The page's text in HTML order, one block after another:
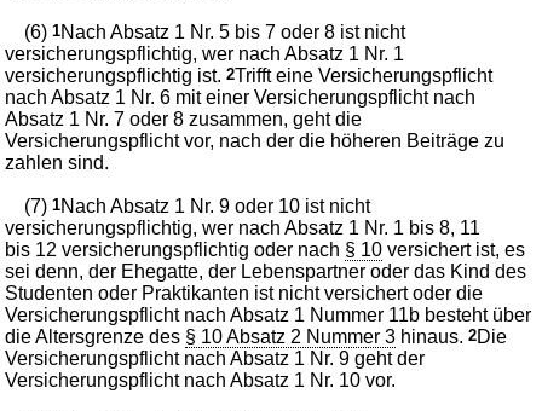
(6)1Nach Absatz 1 Nr. 5 bis 7 oder 8 ist nicht
versicherungspflichtig, wer nach Absatz 1 Nr. 1
versicherungspflichtig ist.2Trifft eine Versicherungspflicht
nach Absatz 1 Nr. 6 mit einer Versicherungspflicht nach
Absatz 1 Nr. 7 oder 8 zusammen, geht die
Versicherungspflicht vor, nach der die höheren Beiträge zu
zahlen sind.
(7)1Nach Absatz 1 Nr. 9 oder 10 ist nicht
versicherungspflichtig, wer nach Absatz 1 Nr. 1 bis 8, 11
bis 12 versicherungspflichtig oder nach § 10 versichert ist, es
sei denn, der Ehegatte, der Lebenspartner oder das Kind des
Studenten oder Praktikanten ist nicht versichert oder die
Versicherungspflicht nach Absatz 1 Nummer 11b besteht über
die Altersgrenze des § 10 Absatz 2 Nummer 3 hinaus.2Die
Versicherungspflicht nach Absatz 1 Nr. 9 geht der
Versicherungspflicht nach Absatz 1 Nr. 10 vor.